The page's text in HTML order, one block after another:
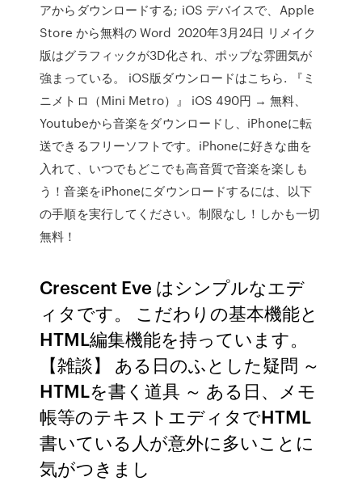
アからダウンロードする; iOS デバイスで、Apple
Store から無料の Word 2020年3月24日 リメイク
版はグラフィックが3D化され、ポップな雰囲気が
強まっている。 iOS版ダウンロードはこちら. 『ミ
ニメトロ（Mini Metro）』 iOS 490円 → 無料、
Youtubeから音楽をダウンロードし、iPhoneに転
送できるフリーソフトです。iPhoneに好きな曲を
入れて、いつでもどこでも高音質で音楽を楽しも
う！音楽をiPhoneにダウンロードするには、以下
の手順を実行してください。制限なし！しかも一切
無料！
Crescent Eve はシンプルなエデ
ィタです。 こだわりの基本機能と
HTML編集機能を持っています。
【雑談】 ある日のふとした疑問 ～
HTMLを書く道具 ～ ある日、メモ
帳等のテキストエディタでHTML
書いている人が意外に多いことに
気がつきまし